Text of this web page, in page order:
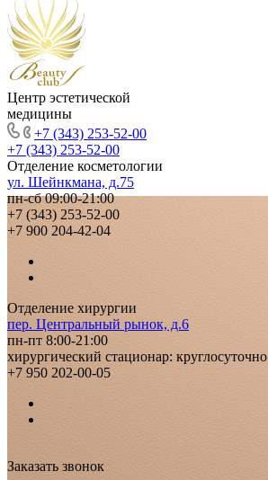
Центр эстетической
медицины
+7 (343) 253-52-00
+7 (343) 253-52-00
Отделение косметологии
ул. Шейнкмана, д.75
пн-сб 09:00-21:00
+7 (343) 253-52-00
+7 900 204-42-04
Отделение хирургии
пер. Центральный рынок, д.6
пн-пт 8:00-21:00
хирургический стационар: круглосуточно
+7 950 202-00-05
Заказать звонок